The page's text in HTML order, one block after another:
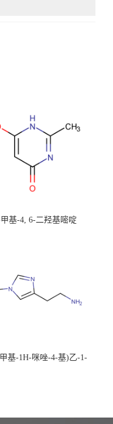
基-4, 6-二羟基嘧啶
基-1H-咪唑-4-基)乙-1-